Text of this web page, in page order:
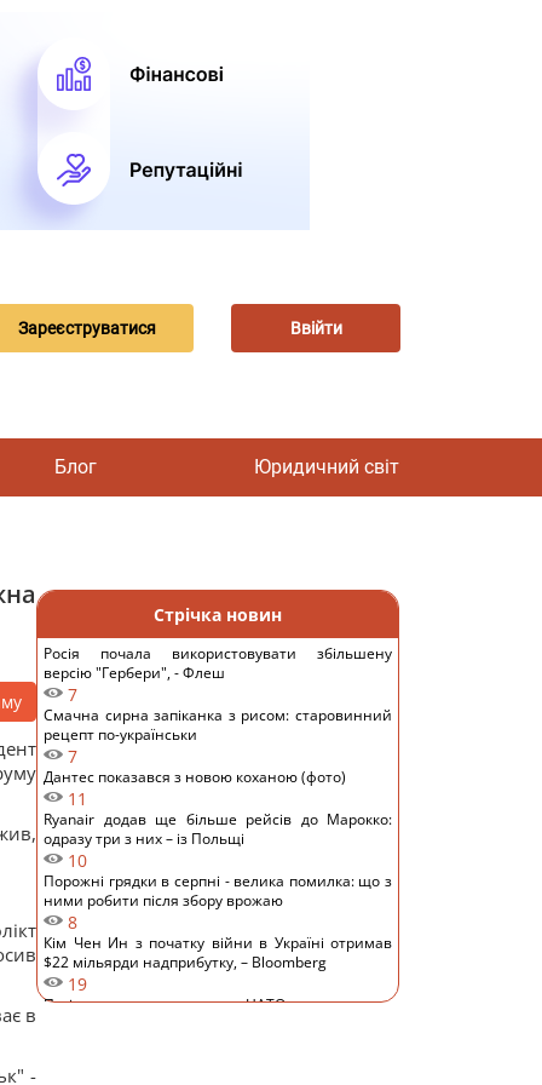
Зареєструватися Ввійти
Блог Юридичний світ
в
-
Стрічка новин
Росія почала використовувати збільшену
версію "Гербери", - Флеш
7
Смачна сирна запіканка з рисом: старовинний
рецепт по-українськи
7
Дантес показався з новою коханою (фото)
11
Ryanair додав ще більше рейсів до Марокко:
одразу три з них – із Польщі
10
Порожні грядки в серпні - велика помилка: що з
ними робити після збору врожаю
8
Кім Чен Ин з початку війни в Україні отримав
$22 мільярди надприбутку, – Bloomberg
19
Путін може напасти на НАТО вже восени: